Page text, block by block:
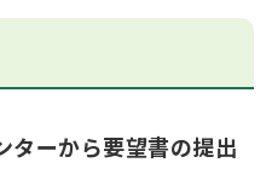
ターから要望書の提出